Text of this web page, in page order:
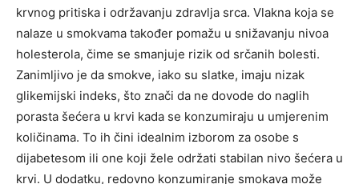
krvnog pritiska i održavanju zdravlja srca. Vlakna koja se
nalaze u smokvama također pomažu u snižavanju nivoa
holesterola, čime se smanjuje rizik od srčanih bolesti.
Zanimljivo je da smokve, iako su slatke, imaju nizak
glikemijski indeks, što znači da ne dovode do naglih
porasta šećera u krvi kada se konzumiraju u umjerenim
količinama. To ih čini idealnim izborom za osobe s
dijabetesom ili one koji žele održati stabilan nivo šećera u
krvi. U dodatku, redovno konzumiranje smokava može